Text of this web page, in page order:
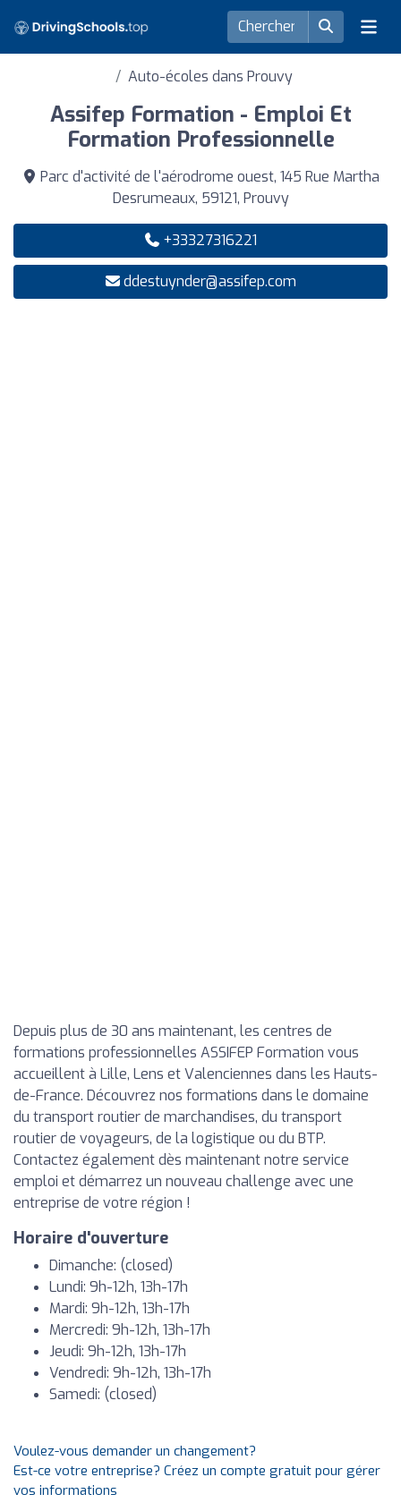
Auto-écoles dans Prouvy
Assifep Formation - Emploi Et
Formation Professionnelle
Parc d'activité de l'aérodrome ouest, 145 Rue Martha
Desrumeaux, 59121, Prouvy
+33327316221
ddestuynder@assifep.com
Depuis plus de 30 ans maintenant, les centres de
formations professionnelles ASSIFEP Formation vous
accueillent à Lille, Lens et Valenciennes dans les Hauts-
de-France. Découvrez nos formations dans le domaine
du transport routier de marchandises, du transport
routier de voyageurs, de la logistique ou du BTP.
Contactez également dès maintenant notre service
emploi et démarrez un nouveau challenge avec une
entreprise de votre région !
Horaire d'ouverture
Dimanche: (closed)
Lundi: 9h-12h, 13h-17h
Mardi: 9h-12h, 13h-17h
Mercredi: 9h-12h, 13h-17h
Jeudi: 9h-12h, 13h-17h
Vendredi: 9h-12h, 13h-17h
Samedi: (closed)
Voulez-vous demander un changement?
Est-ce votre entreprise? Créez un compte gratuit pour gérer
vos informations